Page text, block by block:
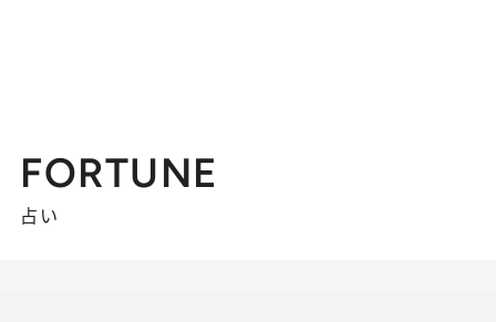
FORTUNE
占い